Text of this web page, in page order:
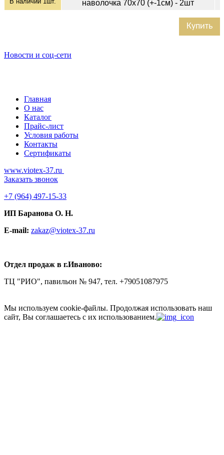
наволочка 70х70 (+-1см) - 2шт
Купить
Новости и соц-сети
Главная
О нас
Каталог
Прайс-лист
Условия работы
Контакты
Сертификаты
www.viotex-37.ru
Заказать звонок
+7 (964) 497-15-33
ИП Баранова О. Н.
E-mail: zakaz@viotex-37.ru
Отдел продаж в г.Иваново:
ТЦ "РИО", павильон № 947, тел. +79051087975
Мы используем cookie-файлы. Продолжая использовать наш
сайт, Вы соглашаетесь с их использованием.